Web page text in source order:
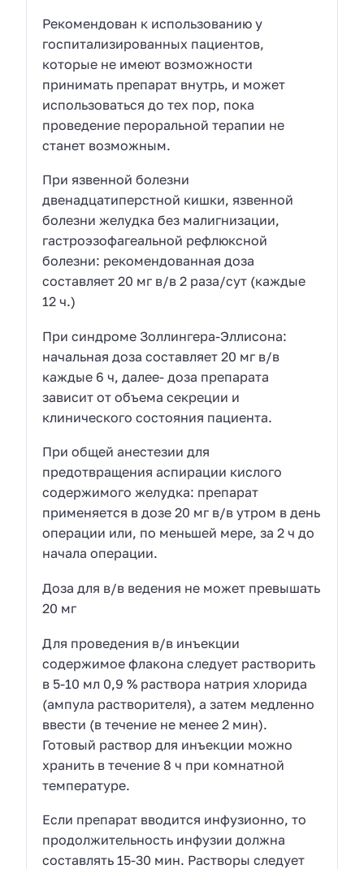
Рекомендован к использованию у
госпитализированных пациентов,
которые не имеют возможности
принимать препарат внутрь, и может
использоваться до тех пор, пока
проведение пероральной терапии не
станет возможным.
При язвенной болезни
двенадцатиперстной кишки, язвенной
болезни желудка без малигнизации,
гастроэзофагеальной рефлюксной
болезни: рекомендованная доза
составляет 20 мг в/в 2 раза/сут (каждые
12 ч.)
При синдроме Золлингера-Эллисона:
начальная доза составляет 20 мг в/в
каждые 6 ч, далее- доза препарата
зависит от объема секреции и
клинического состояния пациента.
При общей анестезии для
предотвращения аспирации кислого
содержимого желудка: препарат
применяется в дозе 20 мг в/в утром в день
операции или, по меньшей мере, за 2 ч до
начала операции.
Доза для в/в ведения не может превышать
20 мг
Для проведения в/в инъекции
содержимое флакона следует растворить
в 5-10 мл 0,9 % раствора натрия хлорида
(ампула растворителя), а затем медленно
ввести (в течение не менее 2 мин).
Готовый раствор для инъекции можно
хранить в течение 8 ч при комнатной
температуре.
Если препарат вводится инфузионно, то
продолжительность инфузии должна
составлять 15-30 мин. Растворы следует